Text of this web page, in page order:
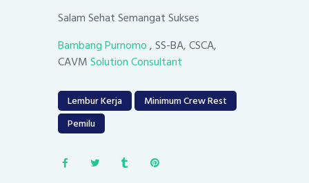
Salam Sehat Semangat Sukses
Bambang Purnomo, SS-BA, CSCA,
CAVMSolution Consultant
Lembur Kerja
Minimum Crew Rest
Pemilu